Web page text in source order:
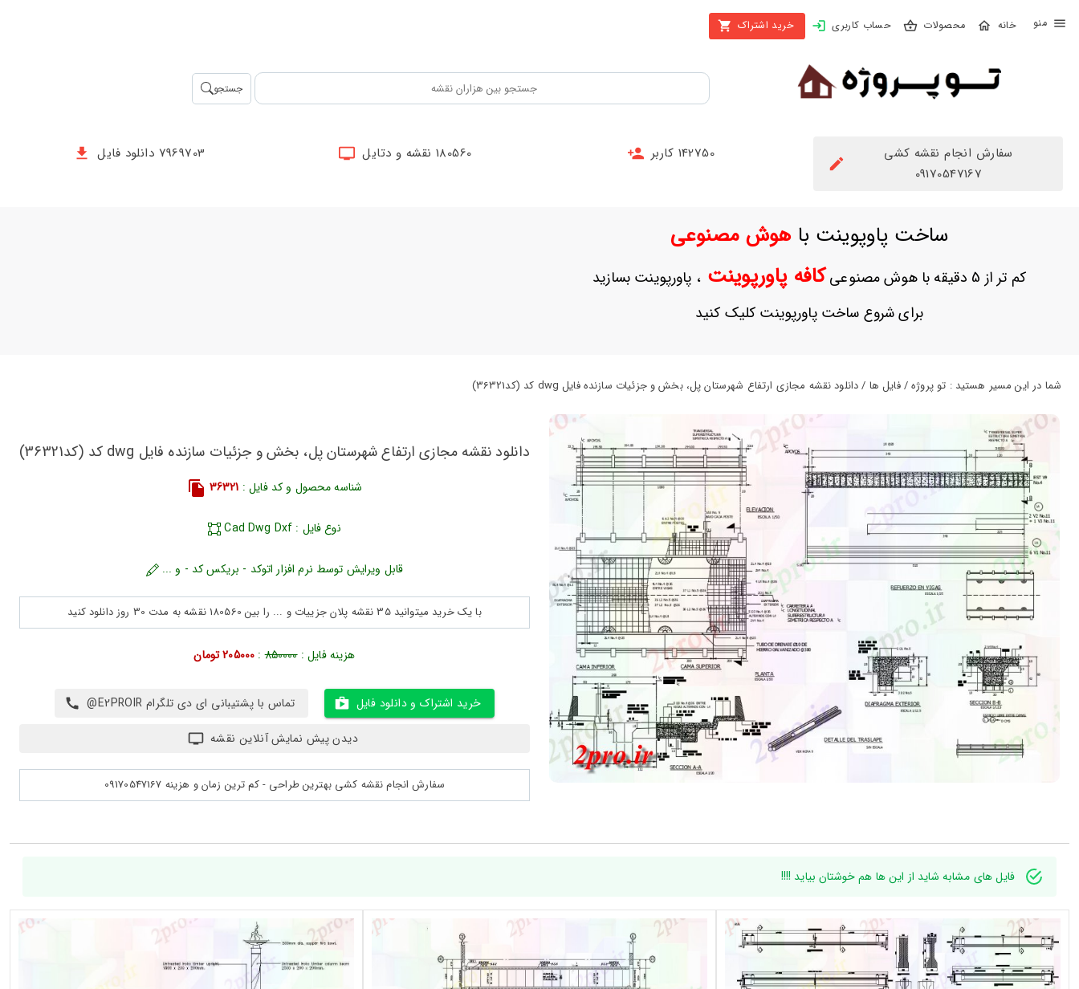
محصولات حساب کاربری خرید اشتراک
بستن
محصولات
حساب
ثبت
نام
بازیابی
رمز
عبور
علاقه
مندی
ها
جستجو
سفارش انجام نقشه کشی
09170547167
142750 کاربر 180560 نقشه و دتایل 7969703 دانلود فایل
ساخت پاوپوینت باهوش مصنوعی
کم تر از 5 دقیقه با هوش مصنوعی کافه پاورپوینت، پاورپوینت بسازید
برای شروع ساخت پاورپوینت کلیک کنید
شما در این مسیر هستید : تو پروژه / فایل ها / دانلود نقشه مجازی ارتفاع شهرستان پل، بخش و جزئیات سازنده فایل dwg کد (کد36321)
دانلود نقشه مجازی ارتفاع شهرستان پل، بخش و جزئیات سازنده فایل dwg کد (کد36321)
شناسه محصول و کد فایل : 36321
نوع فایل : Cad Dwg Dxf
قابل ویرایش توسط نرم افزار اتوکد - بریکس کد - و ...
با یک خرید میتوانید 35 نقشه پلان جزییات و ... را بین 180560 نقشه به مدت 30 روز دانلود کنید
هزینه فایل :850000
: 205000 تومان
خرید اشتراک و دانلود فایل
تماس با پشتیبانی ای دی تلگرام E2PROIR@
دیدن پیش نمایش آنلاین نقشه
سفارش انجام نقشه کشی بهترین طراحی - کم ترین زمان و هزینه 09170547167
فایل های مشابه شاید از این ها هم خوشتان بیاید !!!!